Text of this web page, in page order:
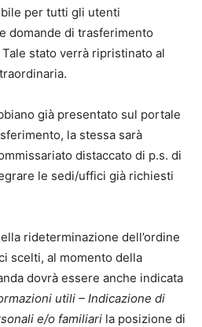
per tutti gli utenti
domande di trasferimento
stato verrà ripristinato al
già presentato sul portale
la stessa sarà
distaccato di p.s. di
le sedi/uffici già richiesti
rideterminazione dell’ordine
scelti, al momento della
dovrà essere anche indicata
utili – Indicazione di
e/o familiari la posizione di